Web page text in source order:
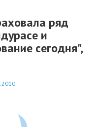
ряд
и
сегодня",